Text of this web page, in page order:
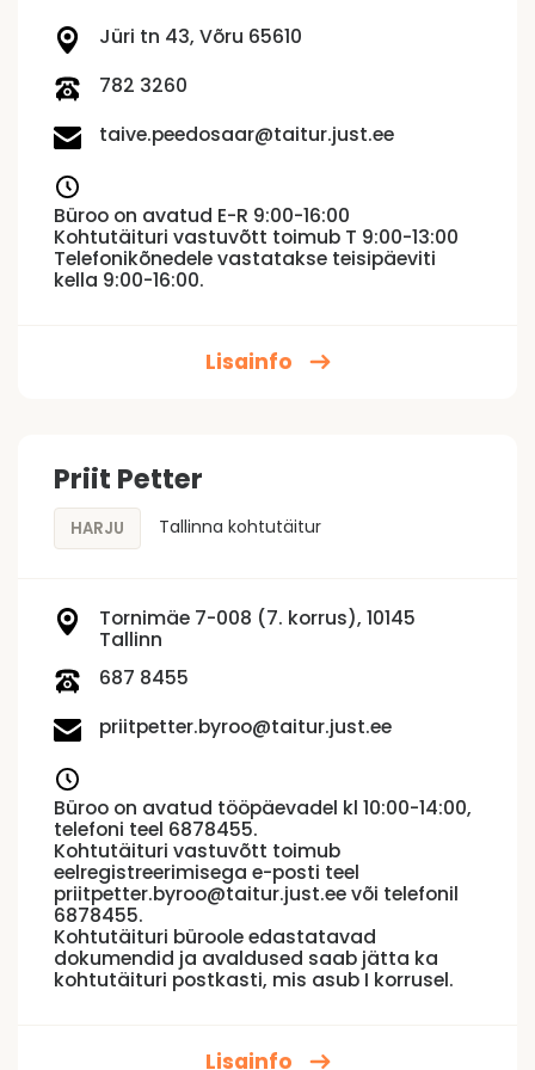
Jüri tn 43, Võru 65610
782 3260
taive.peedosaar@taitur.just.ee
Büroo on avatud E-R 9:00-16:00
Kohtutäituri vastuvõtt toimub T 9:00-13:00
Telefonikõnedele vastatakse teisipäeviti
kella 9:00-16:00.
Lisainfo
Priit Petter
HARJU Tallinna kohtutäitur
Tornimäe 7-008 (7. korrus), 10145
Tallinn
687 8455
priitpetter.byroo@taitur.just.ee
Büroo on avatud tööpäevadel kl 10:00-14:00,
telefoni teel 6878455.
Kohtutäituri vastuvõtt toimub
eelregistreerimisega e-posti teel
priitpetter.byroo@taitur.just.ee või telefonil
6878455.
Kohtutäituri büroole edastatavad
dokumendid ja avaldused saab jätta ka
kohtutäituri postkasti, mis asub I korrusel.
Lisainfo